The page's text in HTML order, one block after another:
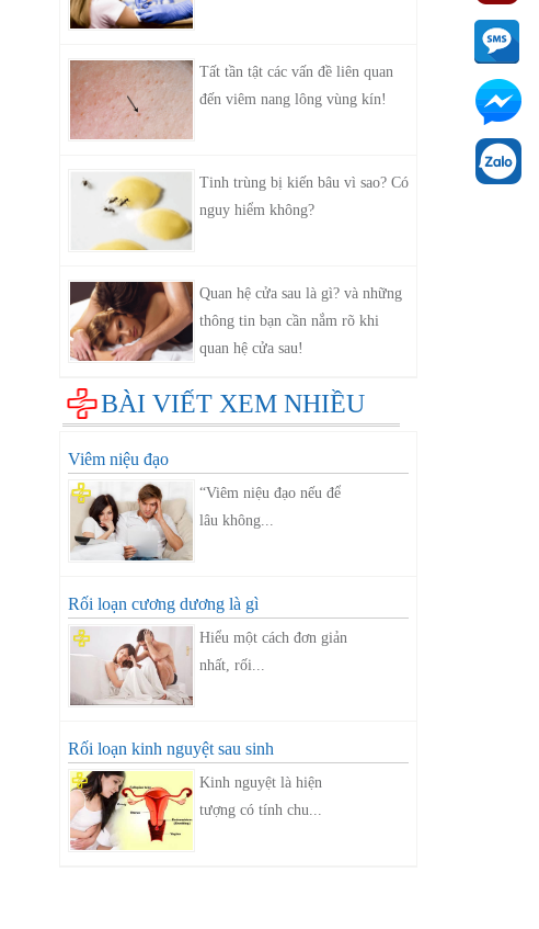
Tất tần tật các vấn đề liên quan
đến viêm nang lông vùng kín!
Tinh trùng bị kiến bâu vì sao? Có
nguy hiểm không?
Quan hệ cửa sau là gì? và những
thông tin bạn cần nắm rõ khi
quan hệ cửa sau!
BÀI VIẾT XEM NHIỀU
Viêm niệu đạo
“Viêm niệu đạo nếu để
lâu không...
Rối loạn cương dương là gì
Hiểu một cách đơn giản
nhất, rối...
Rối loạn kinh nguyệt sau sinh
Kinh nguyệt là hiện
tượng có tính chu...